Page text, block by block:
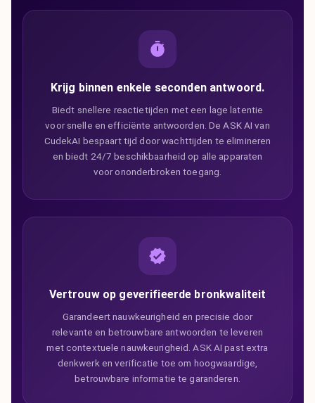
Krijg binnen enkele seconden antwoord.
Biedt snellere reactietijden met een lage latentie
voor snelle en efficiënte antwoorden. De ASK AI van
CudekAI bespaart tijd door wachttijden te elimineren
en biedt 24/7 beschikbaarheid op alle apparaten
voor ononderbroken toegang.
Vertrouw op geverifieerde bronkwaliteit
Garandeert nauwkeurigheid en precisie door
relevante en betrouwbare antwoorden te leveren
met contextuele nauwkeurigheid. ASK AI past extra
denkwerk en verificatie toe om hoogwaardige,
betrouwbare informatie te garanderen.